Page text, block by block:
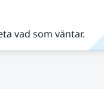
vad som väntar.